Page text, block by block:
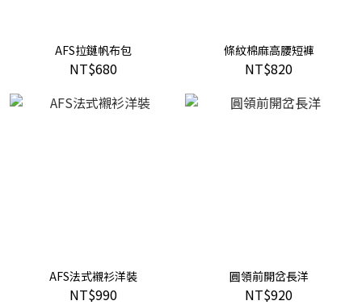
AFS拉鏈帆布包
NT$680
條紋棉麻高腰短褲
NT$820
AFS法式襯衫洋裝
NT$990
圓領前開岔長洋
NT$920